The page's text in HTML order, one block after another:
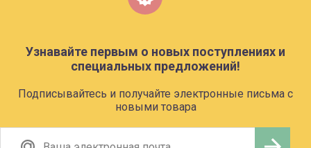
Узнавайте первым о новых поступлениях и
специальных предложений!
Подписывайтесь и получайте электронные письма с
новыми товара